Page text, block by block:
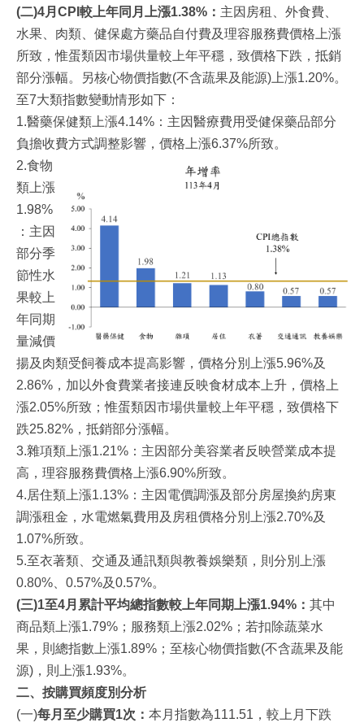
(二)4月CPI較上年同月上漲1.38%： 主因房租、外食費、
水果、肉類、健保處方藥品自付費及理容服務費價格上漲
所致，惟蛋類因市場供量較上年平穩，致價格下跌，抵銷
部分漲幅。另核心物價指數(不含蔬果及能源)上漲1.20%。
至7大類指數變動情形如下：
1.醫藥保健類上漲4.14%：主因醫療費用受健保藥品部分
負擔收費方式調整影響，價格上漲6.37%所致。
2.食物
類上漲
1.98%
：主因
部分季
節性水
果較上
年同期
量減價
揚及肉類受飼養成本提高影響，價格分別上漲5.96%及
2.86%，加以外食費業者接連反映食材成本上升，價格上
漲2.05%所致；惟蛋類因市場供量較上年平穩，致價格下
跌25.82%，抵銷部分漲幅。
3.雜項類上漲1.21%：主因部分美容業者反映營業成本提
高，理容服務費價格上漲6.90%所致。
4.居住類上漲1.13%：主因電價調漲及部分房屋換約房東
調漲租金，水電燃氣費用及房租價格分別上漲2.70%及
1.07%所致。
5.至衣著類、交通及通訊類與教養娛樂類，則分別上漲
0.80%、0.57%及0.57%。
(三)1至4月累計平均總指數較上年同期上漲1.94%： 其中
商品類上漲1.79%；服務類上漲2.02%；若扣除蔬菜水
果，則總指數上漲1.89%；至核心物價指數(不含蔬果及能
源)，則上漲1.93%。
二、按購買頻度別分析
(一)每月至少購買1次： 本月指數為111.51，較上月下跌